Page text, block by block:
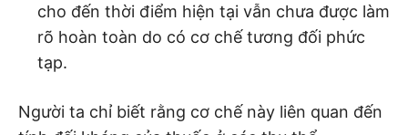
cho đến thời điểm hiện tại vẫn chưa được làm
rõ hoàn toàn do có cơ chế tương đối phức
tạp.
Người ta chỉ biết rằng cơ chế này liên quan đến